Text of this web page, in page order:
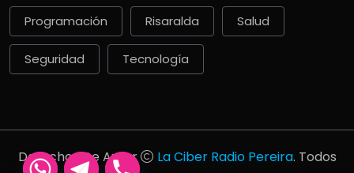
Programación Risaralda Salud
Seguridad Tecnología
Derechos De Autor La Ciber Radio Pereira. Todos